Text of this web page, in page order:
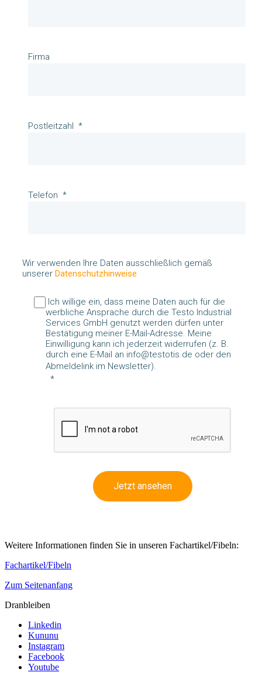
Firma
Postleitzahl
Telefon
Wir verwenden Ihre Daten ausschließlich gemäß
unserer Datenschutzhinweise
Ich willige ein, dass meine Daten auch für die
werbliche Ansprache durch die Testo Industrial
Services GmbH genutzt werden dürfen unter
Bestätigung meiner E-Mail-Adresse. Meine
Einwilligung kann ich jederzeit widerrufen (z. B.
durch eine E-Mail an info@testotis.de oder den
Abmeldelink im Newsletter).
Jetzt ansehen
Weitere Informationen finden Sie in unseren Fachartikel/Fibeln:
Fachartikel/Fibeln
Zum Seitenanfang
Dranbleiben
Linkedin
Kununu
Instagram
Facebook
Youtube